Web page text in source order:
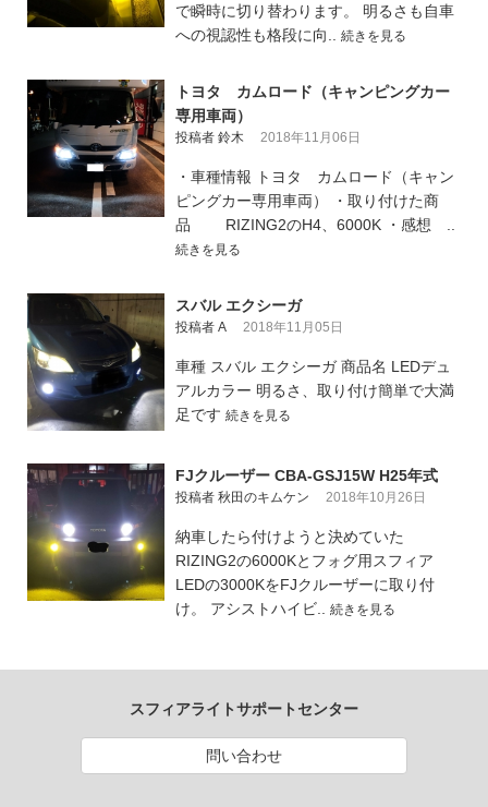
で瞬時に切り替わります。 明るさも自車
への視認性も格段に向.. 続きを見る
トヨタ カムロード（キャンピングカー
専用車両）
投稿者 鈴木 2018年11月06日
・車種情報 トヨタ カムロード（キャン
ピングカー専用車両） ・取り付けた商
品 RIZING2のH4、6000K ・感想 ..
続きを見る
スバル エクシーガ
投稿者 A 2018年11月05日
車種 スバル エクシーガ 商品名 LEDデュ
アルカラー 明るさ、取り付け簡単で大満
足です 続きを見る
FJクルーザー CBA-GSJ15W H25年式
投稿者 秋田のキムケン 2018年10月26日
納車したら付けようと決めていた
RIZING2の6000Kとフォグ用スフィア
LEDの3000KをFJクルーザーに取り付
け。 アシストハイビ.. 続きを見る
スフィアライトサポートセンター
問い合わせ